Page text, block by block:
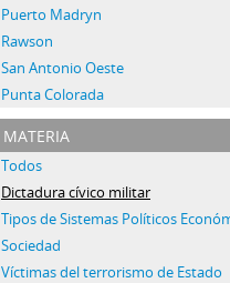
Puerto Madryn
Rawson
San Antonio Oeste
Punta Colorada
materia
Todos
Dictadura cívico militar
Sociedad
Víctimas del terrorismo de Estado